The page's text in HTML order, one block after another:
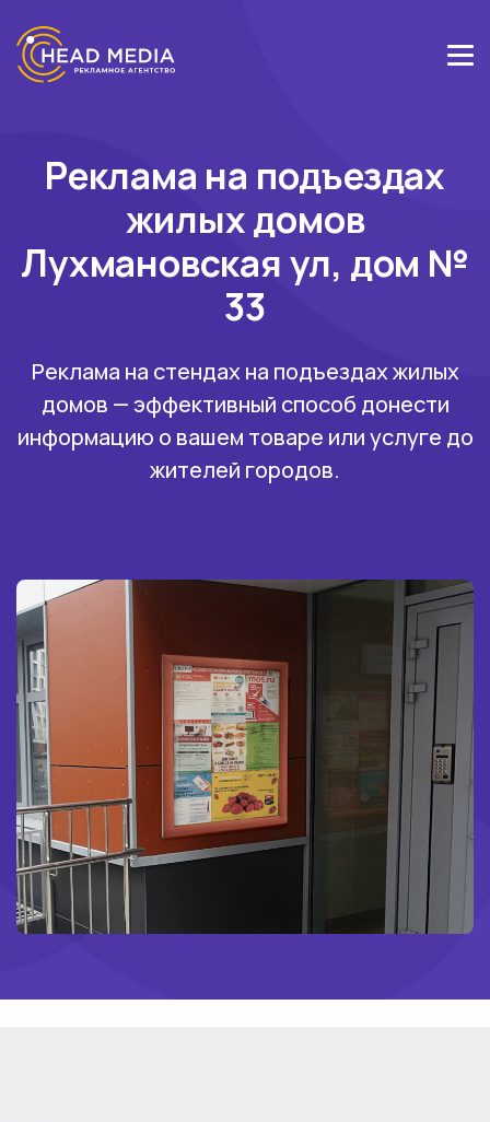
Реклама на подъездах
жилых домов
Лухмановская ул, дом №
33
Реклама на стендах на подъездах жилых
домов — эффективный способ донести
информацию о вашем товаре или услуге до
жителей городов.